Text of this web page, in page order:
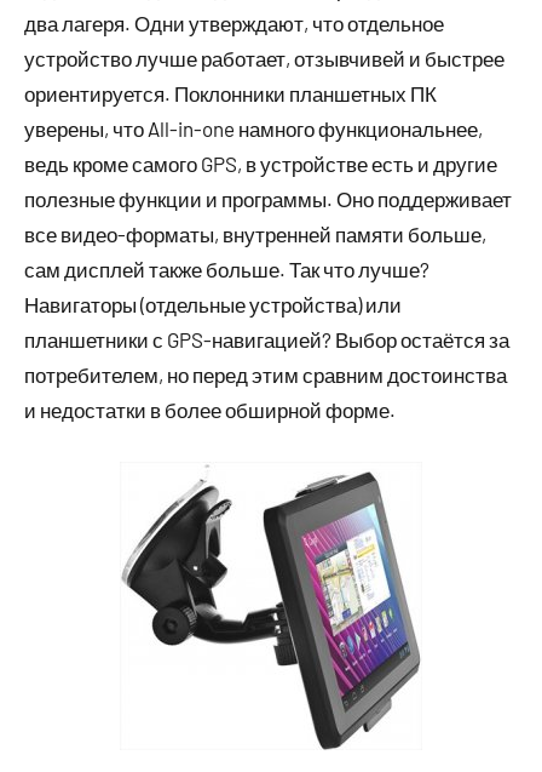
два лагеря. Одни утверждают, что отдельное
устройство лучше работает, отзывчивей и быстрее
ориентируется. Поклонники планшетных ПК
уверены, что All-in-one намного функциональнее,
ведь кроме самого GPS, в устройстве есть и другие
полезные функции и программы. Оно поддерживает
все видео-форматы, внутренней памяти больше,
сам дисплей также больше. Так что лучше?
Навигаторы (отдельные устройства) или
планшетники с GPS-навигацией? Выбор остаётся за
потребителем, но перед этим сравним достоинства
и недостатки в более обширной форме.